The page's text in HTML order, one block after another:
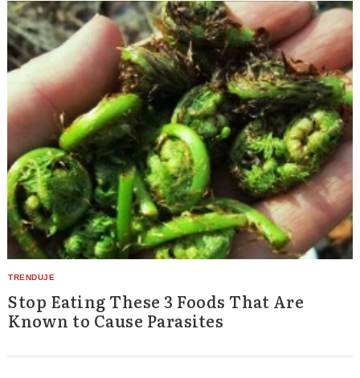
Stop Eating These 3 Foods That Are
Known to Cause Parasites